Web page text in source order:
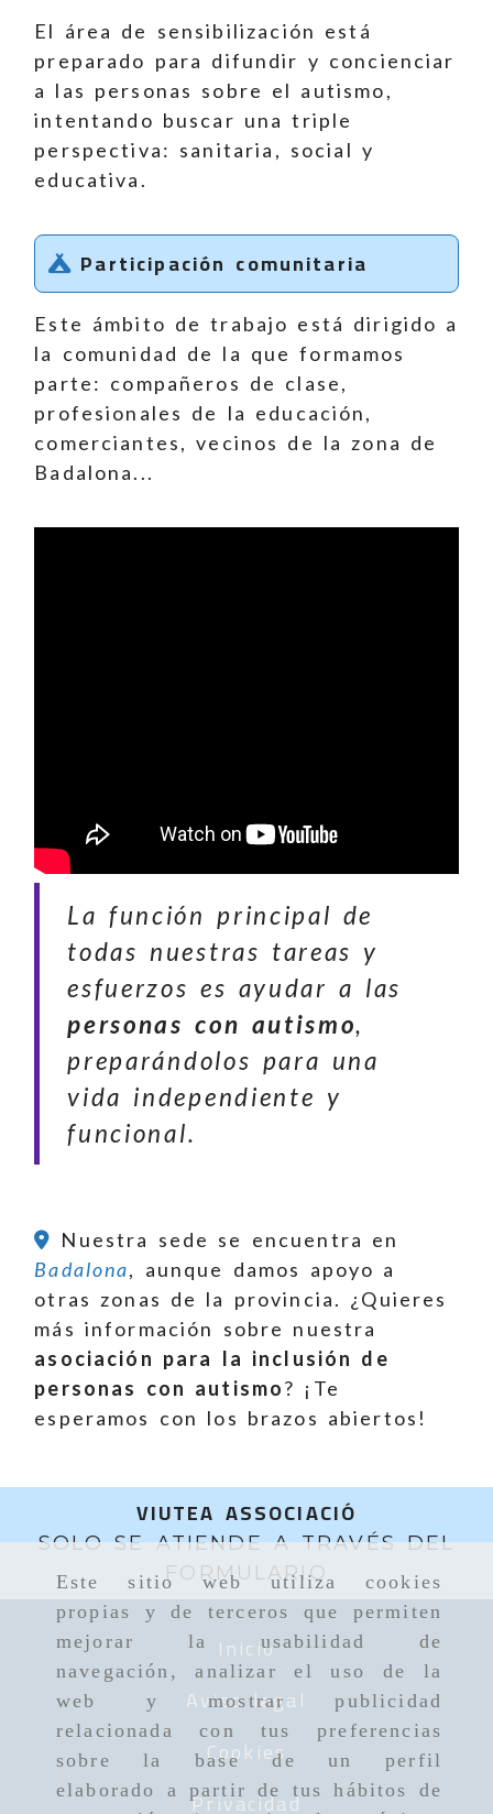
Este sitio web utiliza cookies
propias y de terceros que permiten
mejorar la usabilidad de
navegación, analizar el uso de la
web y mostrar publicidad
relacionada con tus preferencias
sobre la base de un perfil
elaborado a partir de tus hábitos de
El área de sensibilización está
preparado para difundir y concienciar
a las personas sobre el autismo,
intentando buscar una triple
perspectiva: sanitaria, social y
educativa.
Participación comunitaria
Este ámbito de trabajo está dirigido a
la comunidad de la que formamos
parte: compañeros de clase,
profesionales de la educación,
comerciantes, vecinos de la zona de
Badalona...
La función principal de
todas nuestras tareas y
esfuerzos es ayudar a las
personas con autismo,
preparándolos para una
vida independiente y
funcional.
Nuestra sede se encuentra en
Badalona, aunque damos apoyo a
otras zonas de la provincia. ¿Quieres
más información sobre nuestra
asociación para la inclusión de
personas con autismo? ¡Te
esperamos con los brazos abiertos!
VIUTEA ASSOCIACIÓ
SOLO SE ATIENDE A TRAVÉS DEL
FORMULARIO
Inicio
Aviso legal
Cookies
Privacidad